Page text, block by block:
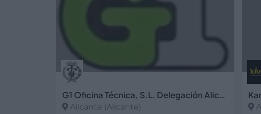
G1 Oficina Técnica, S.L. Delegación Alicante
Alicante (Alicante)